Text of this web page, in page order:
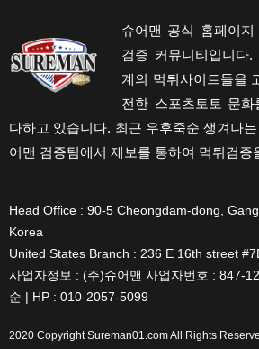
슈어맨 공식 홈페이
검증 커뮤니티입니다
계의 먹튀사이트들을
전한 스포츠토토 문
다하고 있습니다. 최근 우후죽순 생겨나
어맨 검증팀에서 제보를 통하여 먹튀검증
Head Office : 90-5 Cheongdam-dong,
Korea
United States Branch : 236 E 16th street
사업자정보 : (주)슈어맨 사업자번호 : 847-
순 | HP : 010-2057-5099
2020 CopyrightSureman01.comAll Rights